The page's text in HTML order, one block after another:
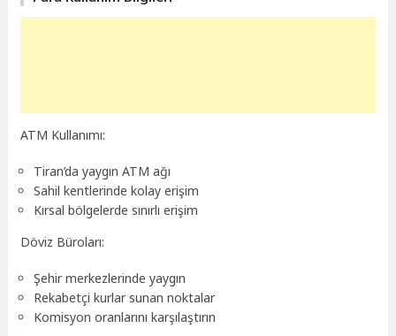
ATM Kullanımı:
Tiran’da yaygın ATM ağı
Sahil kentlerinde kolay erişim
Kırsal bölgelerde sınırlı erişim
Döviz Büroları:
Şehir merkezlerinde yaygın
Rekabetçi kurlar sunan noktalar
Komisyon oranlarını karşılaştırın